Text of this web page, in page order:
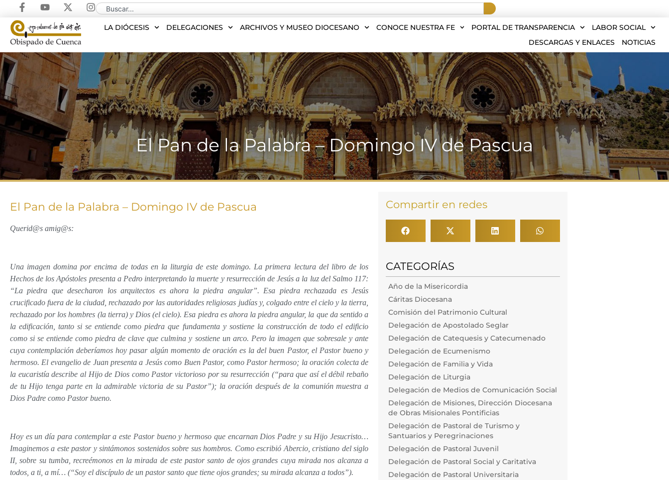
LA DIÓCESIS DELEGACIONES ARCHIVOS Y MUSEO DIOCESANO CONOCE NUESTRA FE PORTAL DE TRANSPARENCIA
LABOR SOCIAL
DESCARGAS Y ENLACES
NOTICIAS
El Pan de la Palabra – Domingo IV de Pascua
El Pan de la Palabra – Domingo IV de Pascua
Querid@s amig@s:
Una imagen domina por encima de todas en la liturgia de este domingo. La primera lectura del libro de los
Hechos de los Apóstoles presenta a Pedro interpretando la muerte y resurrección de Jesús a la luz del Salmo 117:
“La piedra que desecharon los arquitectos es ahora la piedra angular”. Esa piedra rechazada es Jesús
crucificado fuera de la ciudad, rechazado por las autoridades religiosas judías y, colgado entre el cielo y la tierra,
rechazado por los hombres (la tierra) y Dios (el cielo). Esa piedra es ahora la piedra angular, la que da sentido a
la edificación, tanto si se entiende como piedra que fundamenta y sostiene la construcción de todo el edificio
como si se entiende como piedra de clave que culmina y sostiene un arco. Pero la imagen que sobresale y ante
cuya contemplación deberíamos hoy pasar algún momento de oración es la del buen Pastor, el Pastor bueno y
hermoso. El evangelio de Juan presenta a Jesús como Buen Pastor, como Pastor hermoso; la oración colecta de
la eucaristía describe al Hijo de Dios como Pastor victorioso por su resurrección (“para que así el débil rebaño
de tu Hijo tenga parte en la admirable victoria de su Pastor”); la oración después de la comunión muestra a
Dios Padre como Pastor bueno.
Hoy es un día para contemplar a este Pastor bueno y hermoso que encarnan Dios Padre y su Hijo Jesucristo…
Imaginemos a este pastor y sintámonos sostenidos sobre sus hombros. Como escribió Abercio, cristiano del siglo
II, sobre su tumba, recreémonos en la mirada de este pastor santo de ojos grandes cuya mirada nos alcanza a
todos, a ti, a mí… (“Soy el discípulo de un pastor santo que tiene ojos grandes; su mirada alcanza a todos”).
Compartir en redes
CATEGORÍAS
Año de la Misericordia
Cáritas Diocesana
Comisión del Patrimonio Cultural
Delegación de Apostolado Seglar
Delegación de Catequesis y Catecumenado
Delegación de Ecumenismo
Delegación de Familia y Vida
Delegación de Liturgia
Delegación de Medios de Comunicación Social
Delegación de Misiones, Dirección Diocesana
de Obras Misionales Pontificias
Delegación de Pastoral de Turismo y
Santuarios y Peregrinaciones
Delegación de Pastoral Juvenil
Delegación de Pastoral Social y Caritativa
Delegación de Pastoral Universitaria